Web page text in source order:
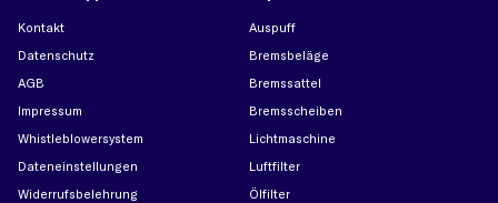
Kontakt
Datenschutz
AGB
Impressum
Whistleblowersystem
Dateneinstellungen
Widerrufsbelehrung
Auspuff
Bremsbeläge
Bremssattel
Bremsscheiben
Lichtmaschine
Luftfilter
Ölfilter